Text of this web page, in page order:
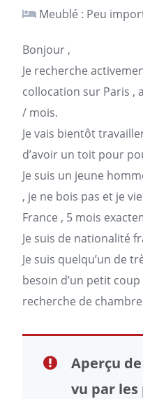
Meublé : Peu
Bonjour ,
Je recherche
collocation sur Paris ,
/ mois.
Je vais bientôt
d’avoir un toit pour
Je suis un jeune
, je ne bois pas et je
France , 5 mois
Je suis de nationalité
Je suis quelqu’un de
besoin d’un petit
recherche de
Aperçu
vu par